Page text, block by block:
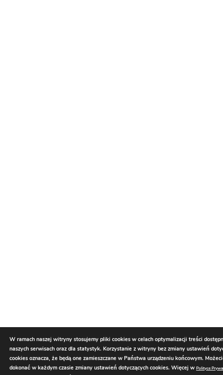
W ramach naszej witryny stosujemy pliki cookies w celach optymalizacji treści
naszych serwisach oraz dla statystyk. Korzystanie z witryny bez zmiany ustawień
cookies oznacza, że będą one zamieszczane w Państwa urządzeniu końcowym.
dokonać w każdym czasie zmiany ustawień dotyczących cookies. Więcej w Polityce